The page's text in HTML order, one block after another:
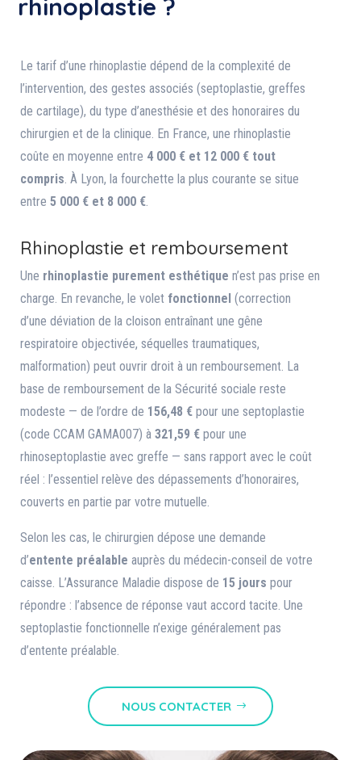
rhinoplastie ?
Le tarif d’une rhinoplastie dépend de la complexité de
l’intervention, des gestes associés (septoplastie, greffes
de cartilage), du type d’anesthésie et des honoraires du
chirurgien et de la clinique. En France, une rhinoplastie
coûte en moyenne entre 4 000 € et 12 000 € tout
compris . À Lyon, la fourchette la plus courante se situe
entre5 000 € et 8 000 €
Rhinoplastie et remboursement
Une rhinoplastie purement esthétique n’est pas prise en
charge. En revanche, le volet fonctionnel (correction
d’une déviation de la cloison entraînant une gêne
respiratoire objectivée, séquelles traumatiques,
malformation) peut ouvrir droit à un remboursement. La
base de remboursement de la Sécurité sociale reste
modeste — de l’ordre de 156,48 € pour une septoplastie
(code CCAM GAMA007) à 321,59 € pour une
rhinoseptoplastie avec greffe — sans rapport avec le coût
réel : l’essentiel relève des dépassements d’honoraires,
couverts en partie par votre mutuelle.
Selon les cas, le chirurgien dépose une demande
d’entente préalable auprès du médecin-conseil de votre
caisse. L’Assurance Maladie dispose de 15 jours pour
répondre : l’absence de réponse vaut accord tacite. Une
septoplastie fonctionnelle n’exige généralement pas
d’entente préalable.
NOUS CONTACTER